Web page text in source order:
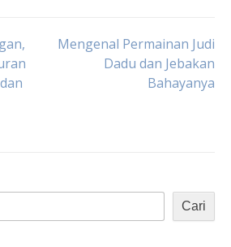
Mengenal Permainan Judi
Dadu dan Jebakan
Bahayanya
Cari